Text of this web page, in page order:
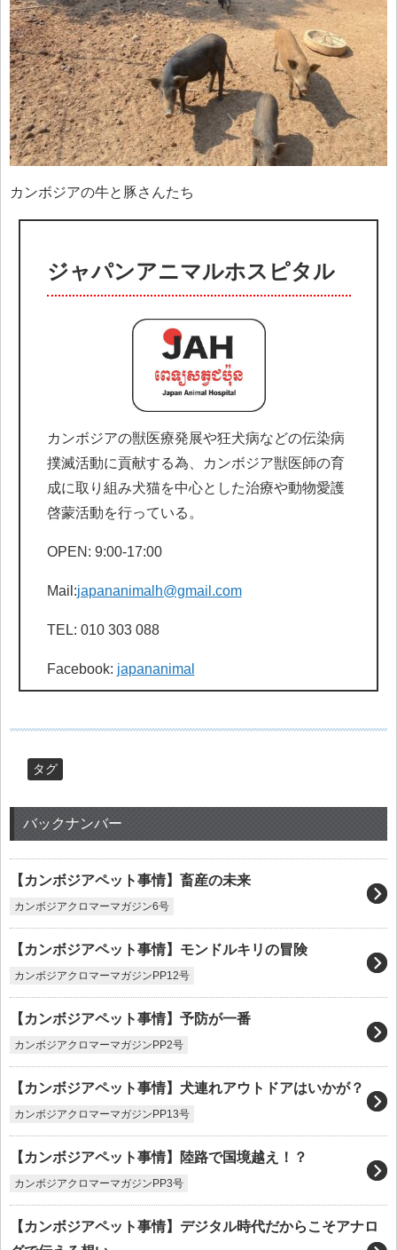
カンボジアの牛と豚さんたち
ジャパンアニマルホスピタル
カンボジアの獣医療発展や狂犬病などの伝染病
撲滅活動に貢献する為、カンボジア獣医師の育
成に取り組み犬猫を中心とした治療や動物愛護
啓蒙活動を行っている。
OPEN: 9:00-17:00
Mail:japananimalh@gmail.com
TEL: 010 303 088
Facebook: japananimal
タグ
バックナンバー
【カンボジアペット事情】畜産の未来
カンボジアクロマーマガジン6号
【カンボジアペット事情】モンドルキリの冒険
カンボジアクロマーマガジンPP12号
【カンボジアペット事情】予防が一番
カンボジアクロマーマガジンPP2号
【カンボジアペット事情】犬連れアウトドアはいかが？
カンボジアクロマーマガジンPP13号
【カンボジアペット事情】陸路で国境越え！？
カンボジアクロマーマガジンPP3号
【カンボジアペット事情】デジタル時代だからこそアナロ